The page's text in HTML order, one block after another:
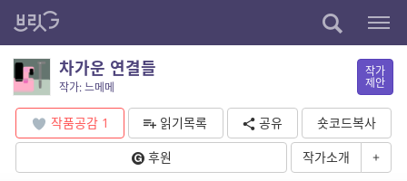
차가운 연결들
작가: 느메메
작가
제안
작품공감 1 읽기목록 공유
숏코드복사
후원
작가소개 +